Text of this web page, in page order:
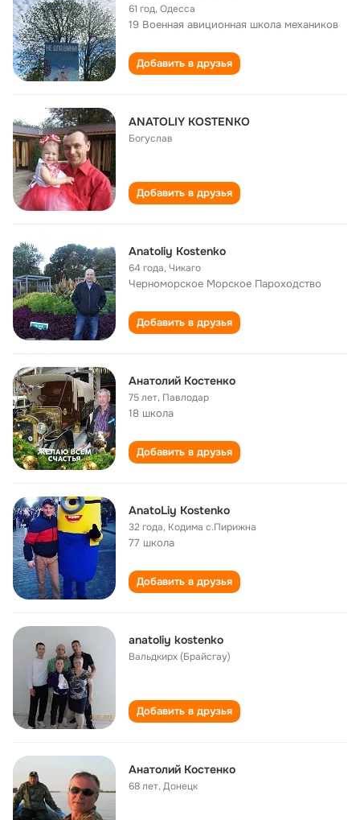
61 год,Одесса
19 Военная авиционная школа механиков
Добавить в друзья
ANATOLIY KOSTENKO
Богуслав
Добавить в друзья
Anatoliy Kostenko
64 года,Чикаго
Черноморское Морское Пароходство
Добавить в друзья
Анатолий Костенко
75 лет, Павлодар
18 школа
Добавить в друзья
AnatoLiy Kostenko
32 года, Кодима с.Пирижна
77 школа
Добавить в друзья
anatoliy kostenko
Вальдкирх (Брайсгау)
Добавить в друзья
Анатолий Костенко
68 лет,Донецк